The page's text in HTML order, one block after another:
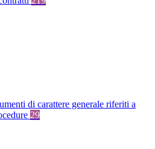
di carattere generale riferiti a
29